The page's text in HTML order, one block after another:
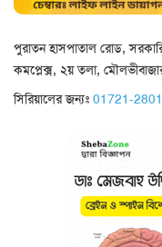
পুরাতন হাসপাতাল রোড, সরকারি
কমপ্লেক্স, ২য় তলা,
সিরিয়ালের জন্যঃ 01721-